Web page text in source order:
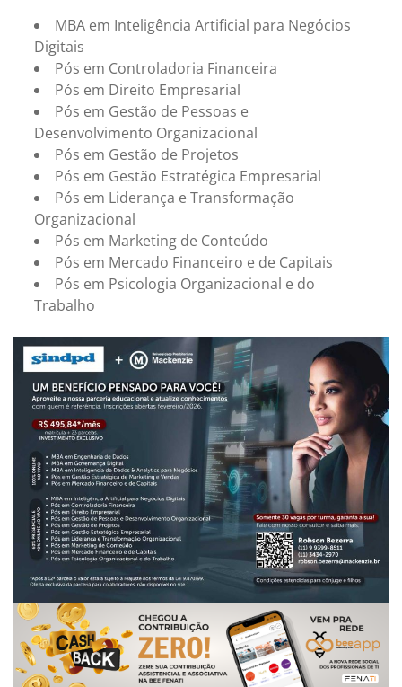
MBA em Inteligência Artificial para Negócios
Digitais
Pós em Controladoria Financeira
Pós em Direito Empresarial
Pós em Gestão de Pessoas e
Desenvolvimento Organizacional
Pós em Gestão de Projetos
Pós em Gestão Estratégica Empresarial
Pós em Liderança e Transformação
Organizacional
Pós em Marketing de Conteúdo
Pós em Mercado Financeiro e de Capitais
Pós em Psicologia Organizacional e do
Trabalho